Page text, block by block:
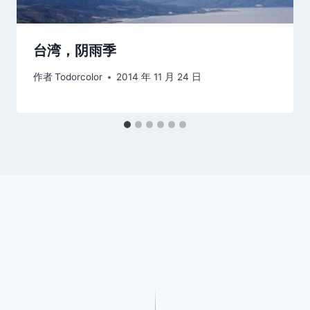
台湾，阴雨季
作者Todorcolor 2014 年 11 月 24 日